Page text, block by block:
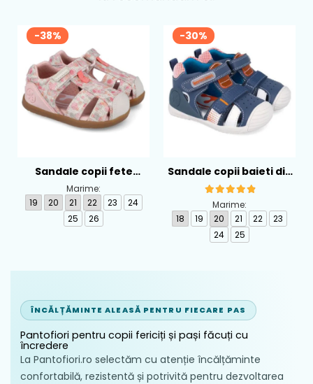
-38%
Sandale copii fete
calapod lat din textil
Biomecanics, Roz -
262193-A103
Marime:
19
20 21 22 23
24
25
26
-30%
Sandale copii baieti din
piele Biomecanics,
Albastru - 262124-A556
Marime:
18
19 20 21 22
23
24
25
ÎNCĂLȚĂMINTE ALEASĂ PENTRU FIECARE PAS
Pantofiori pentru copii fericiți și pași făcuți cu
încredere
La Pantofiori.ro selectăm cu atenție încălțăminte
confortabilă, rezistentă și potrivită pentru dezvoltarea